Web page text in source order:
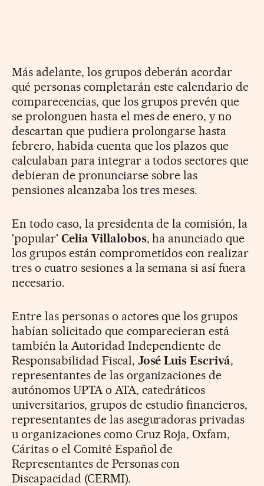
Más adelante, los grupos deberán acordar
qué personas completarán este calendario de
comparecencias, que los grupos prevén que
se prolonguen hasta el mes de enero, y no
descartan que pudiera prolongarse hasta
febrero, habida cuenta que los plazos que
calculaban para integrar a todos sectores que
debieran de pronunciarse sobre las
pensiones alcanzaba los tres meses.
En todo caso, la presidenta de la comisión, la
'popular' Celia Villalobos, ha anunciado que
los grupos están comprometidos con realizar
tres o cuatro sesiones a la semana si así fuera
necesario.
Entre las personas o actores que los grupos
habían solicitado que comparecieran está
también la Autoridad Independiente de
Responsabilidad Fiscal, José Luis Escrivá,
representantes de las organizaciones de
autónomos UPTA o ATA, catedráticos
universitarios, grupos de estudio financieros,
representantes de las aseguradoras privadas
u organizaciones como Cruz Roja, Oxfam,
Cáritas o el Comité Español de
Representantes de Personas con
Discapacidad (CERMI).